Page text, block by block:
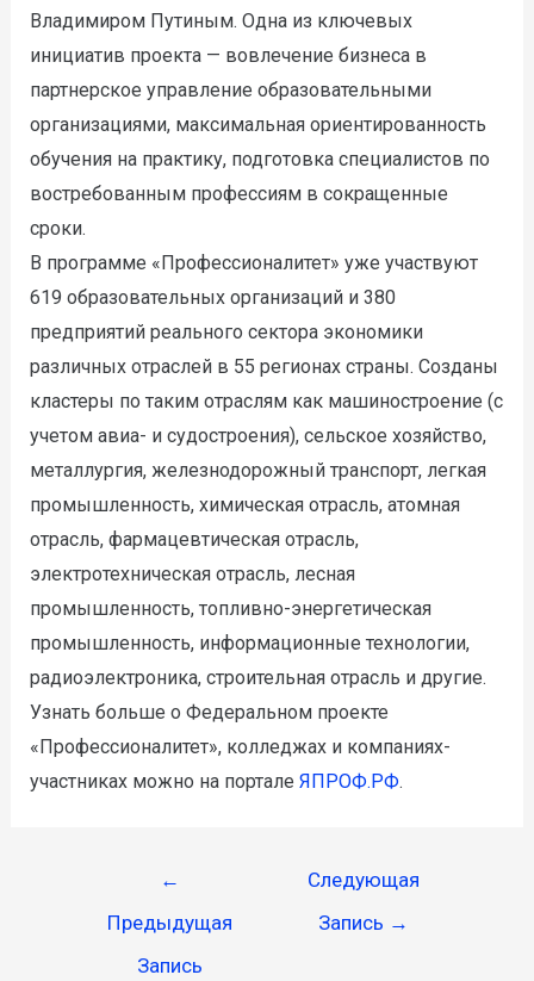
Владимиром Путиным. Одна из ключевых
инициатив проекта — вовлечение бизнеса в
партнерское управление образовательными
организациями, максимальная ориентированность
обучения на практику, подготовка специалистов по
востребованным профессиям в сокращенные
сроки.
В программе «Профессионалитет» уже участвуют
619 образовательных организаций и 380
предприятий реального сектора экономики
различных отраслей в 55 регионах страны. Созданы
кластеры по таким отраслям как машиностроение (с
учетом авиа- и судостроения), сельское хозяйство,
металлургия, железнодорожный транспорт, легкая
промышленность, химическая отрасль, атомная
отрасль, фармацевтическая отрасль,
электротехническая отрасль, лесная
промышленность, топливно-энергетическая
промышленность, информационные технологии,
радиоэлектроника, строительная отрасль и другие.
Узнать больше о Федеральном проекте
«Профессионалитет», колледжах и компаниях-
участниках можно на портале ЯПРОФ.РФ.
←
Предыдущая
Запись
Следующая
Запись →